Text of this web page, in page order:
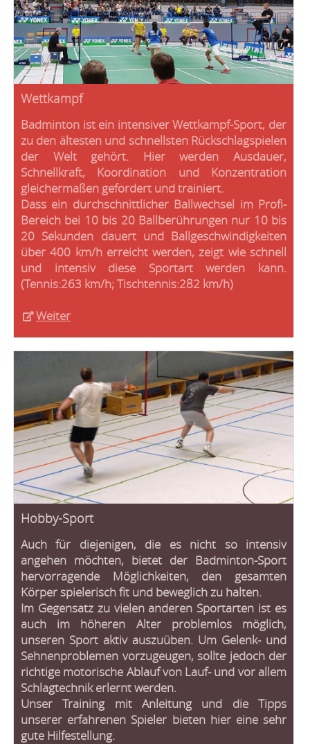
Wettkampf
Badminton ist ein intensiver Wettkampf-Sport, der
zu den ältesten und schnellsten Rückschlagspielen
der Welt gehört. Hier werden Ausdauer,
Schnellkraft, Koordination und Konzentration
gleichermaßen gefordert und trainiert.
Dass ein durchschnittlicher Ballwechsel im Profi-
Bereich bei 10 bis 20 Ballberührungen nur 10 bis
20 Sekunden dauert und Ballgeschwindigkeiten
über 400 km/h erreicht werden, zeigt wie schnell
und intensiv diese Sportart werden kann.
(Tennis:263 km/h; Tischtennis:282 km/h)
Weiter
Hobby-Sport
Auch für diejenigen, die es nicht so intensiv
angehen möchten, bietet der Badminton-Sport
hervorragende Möglichkeiten, den gesamten
Körper spielerisch fit und beweglich zu halten.
Im Gegensatz zu vielen anderen Sportarten ist es
auch im höheren Alter problemlos möglich,
unseren Sport aktiv auszuüben. Um Gelenk- und
Sehnenproblemen vorzugeugen, sollte jedoch der
richtige motorische Ablauf von Lauf- und vor allem
Schlagtechnik erlernt werden.
Unser Training mit Anleitung und die Tipps
unserer erfahrenen Spieler bieten hier eine sehr
gute Hilfestellung.